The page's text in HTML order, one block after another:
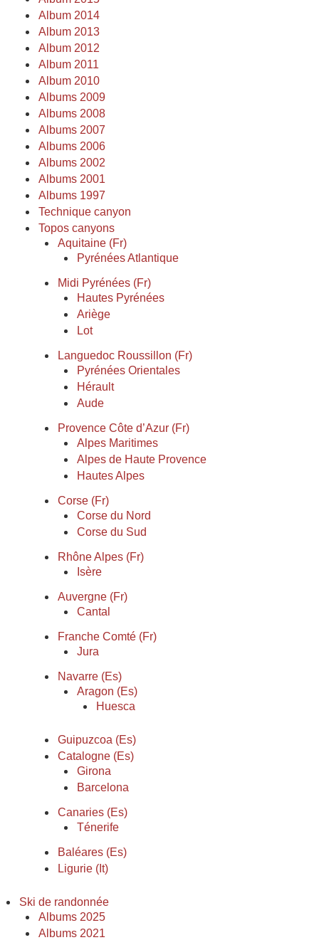
Album 2014
Album 2013
Album 2012
Album 2011
Album 2010
Albums 2009
Albums 2008
Albums 2007
Albums 2006
Albums 2002
Albums 2001
Albums 1997
Technique canyon
Topos canyons
Aquitaine (Fr)
Pyrénées Atlantique
Midi Pyrénées (Fr)
Hautes Pyrénées
Ariège
Lot
Languedoc Roussillon (Fr)
Pyrénées Orientales
Hérault
Aude
Provence Côte d’Azur (Fr)
Alpes Maritimes
Alpes de Haute Provence
Hautes Alpes
Corse (Fr)
Corse du Nord
Corse du Sud
Rhône Alpes (Fr)
Isère
Auvergne (Fr)
Cantal
Franche Comté (Fr)
Jura
Navarre (Es)
Aragon (Es)
Huesca
Guipuzcoa (Es)
Catalogne (Es)
Girona
Barcelona
Canaries (Es)
Ténerife
Baléares (Es)
Ligurie (It)
Ski de randonnée
Albums 2025
Albums 2021